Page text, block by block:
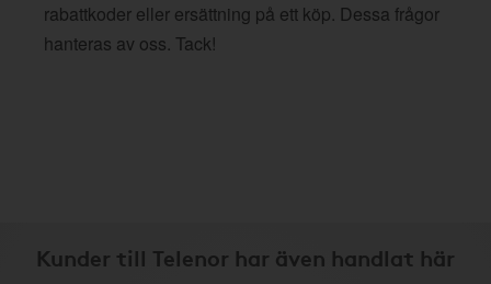
rabattkoder eller ersättning på ett köp. Dessa frågor
hanteras av oss. Tack!
Kunder till Telenor har även handlat här